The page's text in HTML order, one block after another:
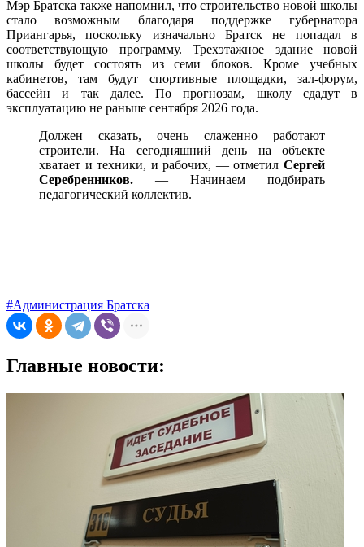
Мэр Братска также напомнил, что строительство новой школы
стало возможным благодаря поддержке губернатора
Приангарья, поскольку изначально Братск не попадал в
соответствующую программу. Трехэтажное здание новой
школы будет состоять из семи блоков. Кроме учебных
кабинетов, там будут спортивные площадки, зал-форум,
бассейн и так далее. По прогнозам, школу сдадут в
эксплуатацию не раньше сентября 2026 года.
Должен сказать, очень слаженно работают
строители. На сегодняшний день на объекте
хватает и техники, и рабочих, — отметил Сергей
Серебренников. — Начинаем подбирать
педагогический коллектив.
#Администрация Братска
Главные новости: